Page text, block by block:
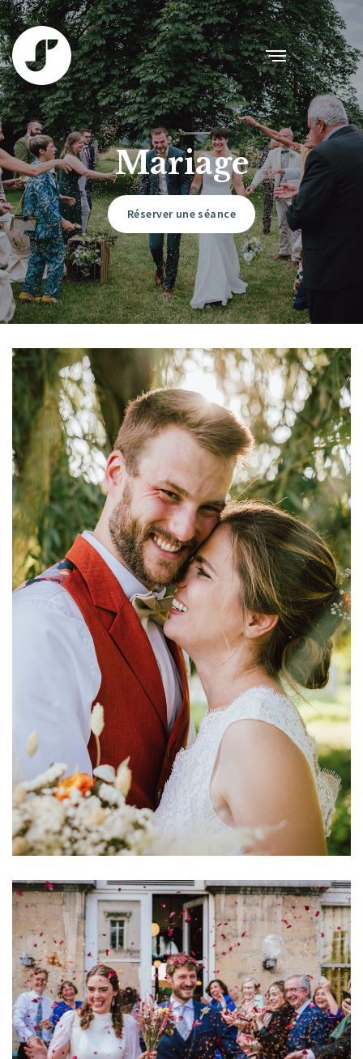
Mariage
Réserver une séance